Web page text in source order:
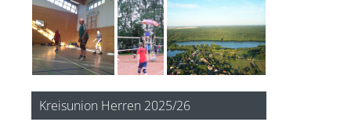
Kreisunion Herren 2025/26